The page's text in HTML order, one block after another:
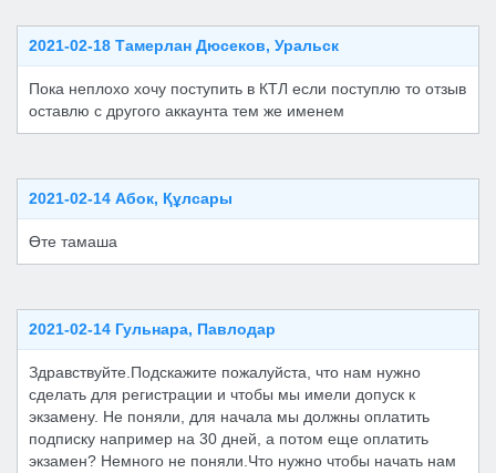
2021-02-18 Тамерлан Дюсеков, Уральск
Пока неплохо хочу поступить в КТЛ если поступлю то отзыв
оставлю с другого аккаунта тем же именем
2021-02-14 Абок, Құлсары
Өте тамаша
2021-02-14 Гульнара, Павлодар
Здравствуйте.Подскажите пожалуйста, что нам нужно
сделать для регистрации и чтобы мы имели допуск к
экзамену. Не поняли, для начала мы должны оплатить
подписку например на 30 дней, а потом еще оплатить
экзамен? Немного не поняли.Что нужно чтобы начать нам